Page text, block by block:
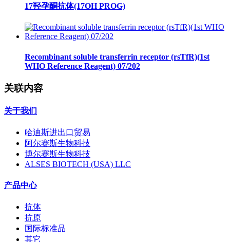
17羟孕酮抗体(17OH PROG)
Recombinant soluble transferrin receptor (rsTfR)(1st
WHO Reference Reagent) 07/202
关联内容
关于我们
哈迪斯进出口贸易
阿尔赛斯生物科技
博尔赛斯生物科技
ALSES BIOTECH (USA) LLC
产品中心
抗体
抗原
国际标准品
其它